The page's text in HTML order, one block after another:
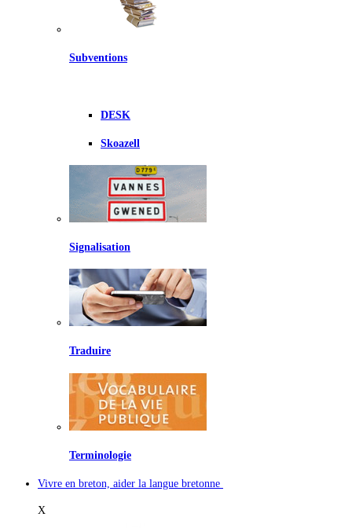
Subventions
DESK
Skoazell
Signalisation
Traduire
Terminologie
Vivre en breton, aider la langue bretonne
X